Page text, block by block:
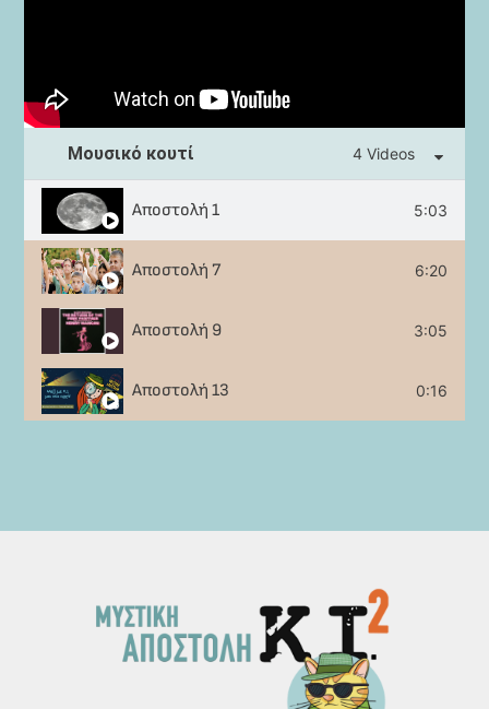
Μουσικό κουτί 4 Videos
Αποστολή 1 5:03
Αποστολή 7 6:20
Αποστολή 9 3:05
Αποστολή 13 0:16